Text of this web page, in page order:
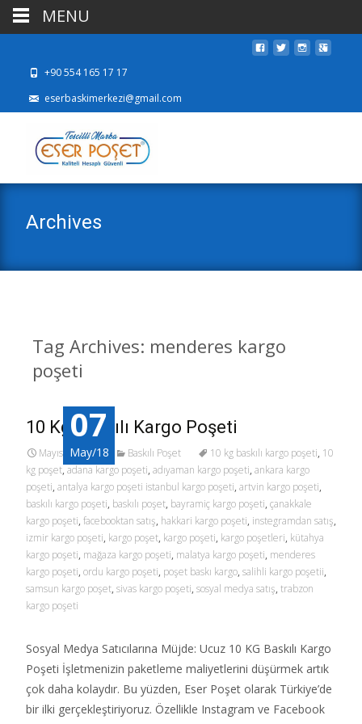
+90 554 165 17 17
eserbaskimerkezi@gmail.com
Archives
Tag Archives: menderes kargo
poşeti
07
May/18
10 Kg Baskılı Kargo Poşeti
Mayıs 7, 2018 Baskılı Poşet 10 kg baskılı kargo poşeti, 10
kg poşet, adana kargo poşeti, adıyaman kargo poşeti, ankara kargo
poşeti, antalya kargo poşeti istanbul kargo poşeti, artvin kargo poşeti,
baskılı kargo poşeti, baskılı poşet, bayramiç kargo poşeti, çanakkale
kargo poşeti, facebooktan satış, hakkari kargo poşeti, instegramdan satış,
izmir kargo poşeti, kargo poşet, kargo poşeti, kargo poşetleri, kütahya
kargo poşeti, mağaza kargo poşeti, malatya kargo poşeti, menderes
kargo poşeti, ordu kargo poşeti, poşet baskı kargo, salihli kargo poşetii,
samsun kargo poşet, sivas kargo poşeti, sosyal medya satış, trabzon
kargo poşeti
Sosyal Medya Satıcılarına Müjde: Ucuz 10 KG Baskılı Kargo
Poşeti İşletmenizin paketleme maliyetlerini düşürmek artık
çok daha kolaydır. Bu yüzden, Eser Poşet olarak Türkiye’de
bir ilki gerçekleştiriyoruz. Özellikle Instagram ve Facebook
MENU